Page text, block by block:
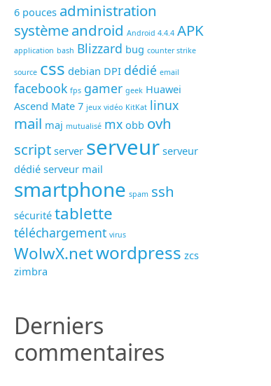
6 pouces administration
systèmeandroid Android 4.4.4 APK
application bash Blizzard bug counter strike
source css debian DPI dédié email
facebook fps gamer geek Huawei
Ascend Mate 7 jeux vidéo KitKat linux
mail maj mutualisé mx obb ovh
script server serveur serveur
dédié serveur mail
smartphone spam ssh
sécurité tablette
téléchargement virus
WolwX.networdpress zcs
zimbra
Derniers
commentaires